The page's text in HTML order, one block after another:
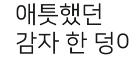
애틋했던
감자 한 덩이